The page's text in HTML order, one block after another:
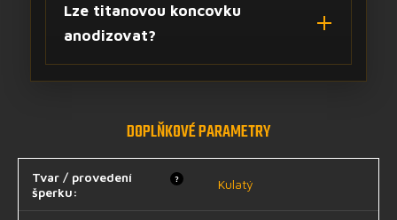
Lze titanovou koncovku
anodizovat?
DOPLŇKOVÉ PARAMETRY
?
Tvar / provedení
šperku:
Kulatý